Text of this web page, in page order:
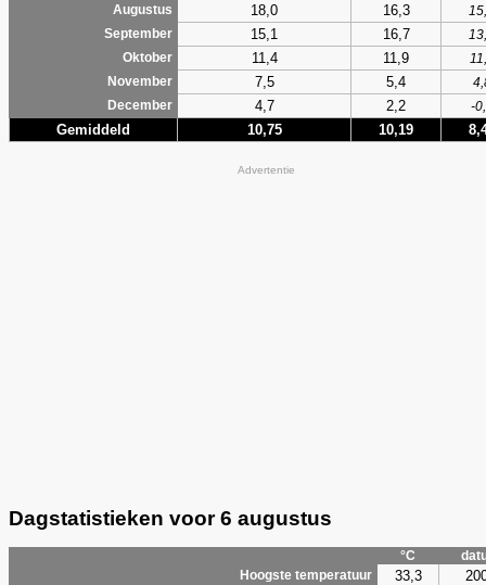
Augustus
18,0 16,3
September
15,1 16,7
Oktober
11,4 11,9
November
7,5 5,4
December
4,7 2,2 -
Gemiddeld 10,75 10,19
Advertentie
Dagstatistieken voor 6 augustus
°C
Hoogste temperatuur
33,3